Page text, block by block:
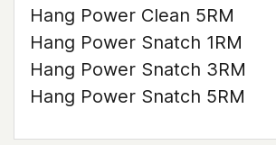
Hang Power Clean 5RM
Hang Power Snatch 1RM
Hang Power Snatch 3RM
Hang Power Snatch 5RM